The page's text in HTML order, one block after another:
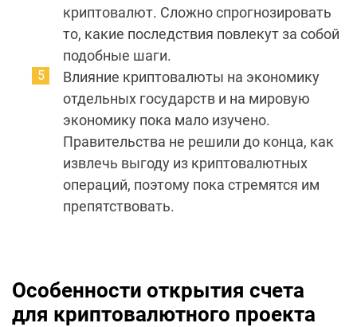
криптовалют. Сложно спрогнозировать
то, какие последствия повлекут за собой
подобные шаги.
Влияние криптовалюты на экономику
отдельных государств и на мировую
экономику пока мало изучено.
Правительства не решили до конца, как
извлечь выгоду из криптовалютных
операций, поэтому пока стремятся им
препятствовать.
Особенности открытия счета
для криптовалютного проекта